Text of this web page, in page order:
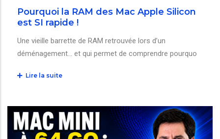
Pourquoi la RAM des Mac Apple Silicon
est SI rapide !
Une vieille barrette de RAM retrouvée lors d’un
déménagement… et qui permet de comprendre pourquo
Lire la suite